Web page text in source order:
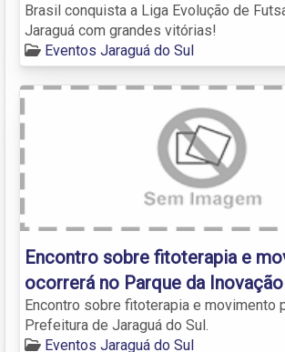
Brasil conquista a Liga Evolução de
Jaraguá com grandes vitórias!
Eventos Jaraguá do Sul
Encontro sobre fitoterapia e
ocorrerá no Parque da Inovação
Encontro sobre fitoterapia e movimento
Prefeitura de Jaraguá do Sul.
Eventos Jaraguá do Sul